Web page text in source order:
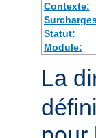
Contexte:
Statut:
Module:
La